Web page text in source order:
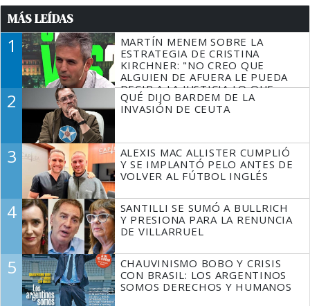
MÁS LEÍDAS
1
MARTÍN MENEM SOBRE LA
ESTRATEGIA DE CRISTINA
KIRCHNER: "NO CREO QUE
ALGUIEN DE AFUERA LE PUEDA
DECIR A LA JUSTICIA LO QUE
TIENE QUE HACER"
2
QUÉ DIJO BARDEM DE LA
INVASIÓN DE CEUTA
3
ALEXIS MAC ALLISTER CUMPLIÓ
Y SE IMPLANTÓ PELO ANTES DE
VOLVER AL FÚTBOL INGLÉS
4
SANTILLI SE SUMÓ A BULLRICH
Y PRESIONA PARA LA RENUNCIA
DE VILLARRUEL
5
CHAUVINISMO BOBO Y CRISIS
CON BRASIL: LOS ARGENTINOS
SOMOS DERECHOS Y HUMANOS